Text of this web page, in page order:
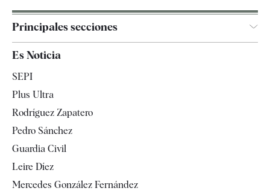
Principales secciones
Televisión
Es Noticia
SEPI
Plus Ultra
Rodríguez Zapatero
Pedro Sánchez
Guardia Civil
Leire Díez
Mercedes González Fernández